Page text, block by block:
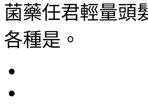
菌藥任君輕量頭
各種是。